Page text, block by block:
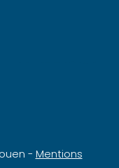
- Mentions